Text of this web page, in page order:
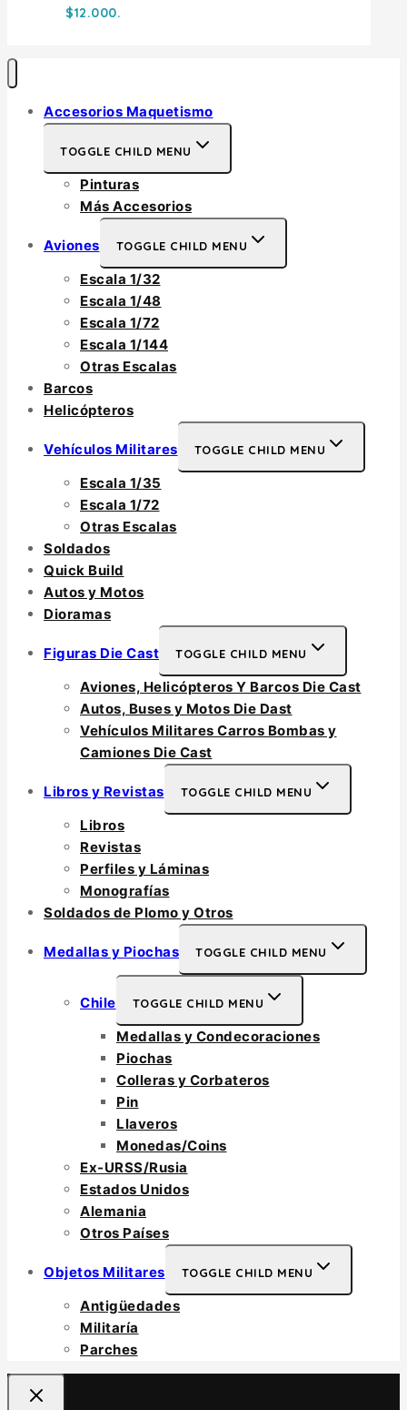
$12.000.
Accesorios Maquetismo
TOGGLE CHILD MENU
Pinturas
Más Accesorios
Aviones TOGGLE CHILD MENU
Escala 1/32
Escala 1/48
Escala 1/72
Escala 1/144
Otras Escalas
Barcos
Helicópteros
Vehículos Militares TOGGLE CHILD MENU
Escala 1/35
Escala 1/72
Otras Escalas
Soldados
Quick Build
Autos y Motos
Dioramas
Figuras Die Cast TOGGLE CHILD MENU
Aviones, Helicópteros Y Barcos Die Cast
Autos, Buses y Motos Die Dast
Vehículos Militares Carros Bombas y
Camiones Die Cast
Libros y Revistas TOGGLE CHILD MENU
Libros
Revistas
Perfiles y Láminas
Monografías
Soldados de Plomo y Otros
Medallas y Piochas TOGGLE CHILD MENU
Chile TOGGLE CHILD MENU
Medallas y Condecoraciones
Piochas
Colleras y Corbateros
Pin
Llaveros
Monedas/Coins
Ex-URSS/Rusia
Estados Unidos
Alemania
Otros Países
Objetos Militares TOGGLE CHILD MENU
Antigüedades
Militaría
Parches